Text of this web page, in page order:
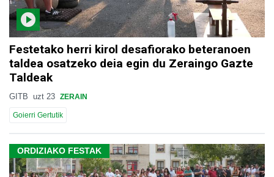
Festetako herri kirol desafiorako beteranoen
taldea osatzeko deia egin du Zeraingo Gazte
Taldeak
GITB uzt 23 ZERAIN
Goierri Gertutik
ORDIZIAKO FESTAK